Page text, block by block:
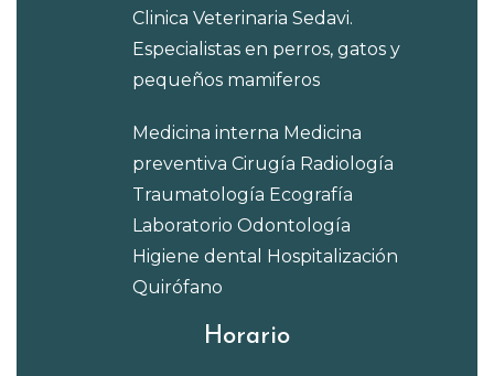
Clinica Veterinaria Sedavi.
Especialistas en perros, gatos y
pequeños mamiferos
Medicina interna Medicina
preventiva Cirugía Radiología
Traumatología Ecografía
Laboratorio Odontología
Higiene dental Hospitalización
Quirófano
Horario